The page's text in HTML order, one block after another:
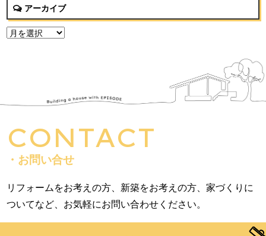
アーカイブ
CONTACT
・お問い合せ
リフォームをお考えの方、新築をお考えの方、家づくりに
ついてなど、お気軽にお問い合わせください。